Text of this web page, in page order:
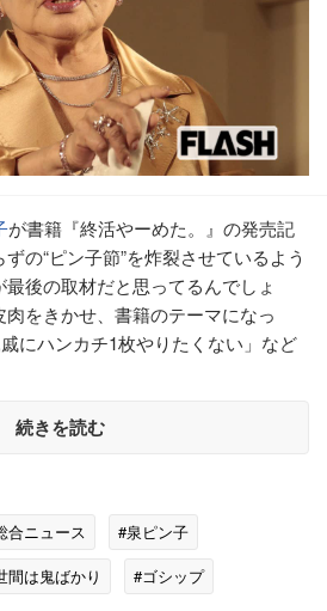
が書籍『終活やーめた。』の発売記
の“ピン子節”を炸裂させているよう
後の取材だと思ってるんでしょ
をきかせ、書籍のテーマになっ
にハンカチ1枚やりたくない」など
続きを読む
合ニュース
#泉ピン子
間は鬼ばかり #ゴシップ